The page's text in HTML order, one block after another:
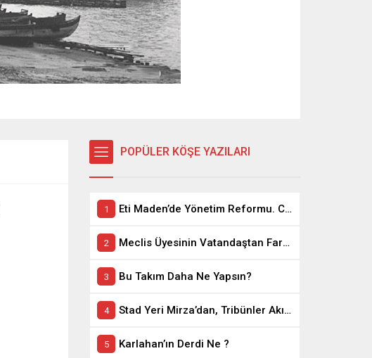
POPÜLER KÖŞE YAZILARI
Eti Maden’de Yönetim Reformu. CEO Modeli’nde Kadro / Taşeron İşçilik Ayrımı Kalkıyor
Meclis Üyesinin Vatandaştan Farkı Ne ?
Bu Takım Daha Ne Yapsın?
Stad Yeri Mirza’dan, Tribünler Akın’dan: Geriye Bakanlık Kaldı.
Karlahan’ın Derdi Ne ?